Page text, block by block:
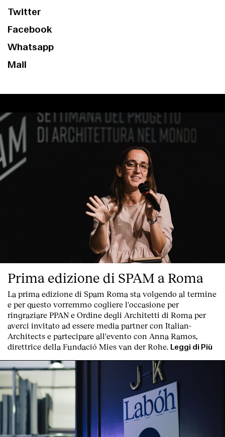
Twitter
Facebook
Whatsapp
Mail
Prima edizione di SPAM a Roma
La prima edizione di Spam Roma sta volgendo al termine
e per questo vorremmo cogliere l'occasione per
ringraziare PPAN e Ordine degli Architetti di Roma per
averci invitato ad essere media partner con Italian-
Architects e partecipare all'evento con Anna Ramos,
direttrice della Fundació Mies van der Rohe.
Leggi di Più